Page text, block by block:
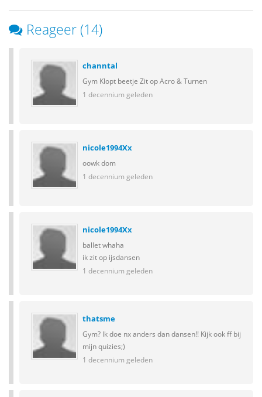
Reageer (14)
channtal
Gym Klopt beetje Zit op Acro & Turnen
1 decennium geleden
nicole1994Xx
oowk dom
1 decennium geleden
nicole1994Xx
ballet whaha
ik zit op ijsdansen
1 decennium geleden
thatsme
Gym? Ik doe nx anders dan dansen!! Kijk ook ff bij
mijn quizies;)
1 decennium geleden